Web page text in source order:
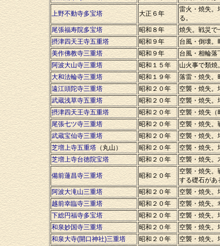
上野不動寺多宝塔 大正６年
雷火・焼失。
る。
尾張福寿院多宝塔
昭和８年
焼失。戦災で
摂津四天王寺五重塔
昭和９年
台風・倒壊
美作佛教寺三重塔
昭和９年
台風・相輪落
阿波大山寺三重塔
昭和１５年
山火事で類焼
大和法輪寺三重塔
昭和１９年
落雷・焼失。
遠江頭陀寺三重塔
昭和２０年
空襲・焼失。
武蔵浅草寺五重塔
昭和２０年
空襲・焼失。
摂津四天王寺五重塔
昭和２０年
空襲・焼失（
尾張七ツ寺三重塔
昭和２０年
空襲・焼失。
武蔵宝仙寺三重塔
昭和２０年
空襲・焼失。
芝増上寺五重塔 （丸山） 昭和２０年
空襲・焼失。
芝増上寺台徳院宝塔
昭和２０年 空襲・焼失。
備前蓮昌寺三重塔 昭和２０年
空襲・焼失。
する礎石があ
阿波大滝山三重塔
昭和２０年
空襲・焼失。
越前幸臨寺三重塔
昭和２０年
空襲・焼失。
下総円福寺多宝塔
昭和２０年
空襲・焼失。
和泉妙国寺三重塔
昭和２０年
空襲・焼失。
和泉大寺(開口神社)三重塔
昭和２０年 空襲・焼失。